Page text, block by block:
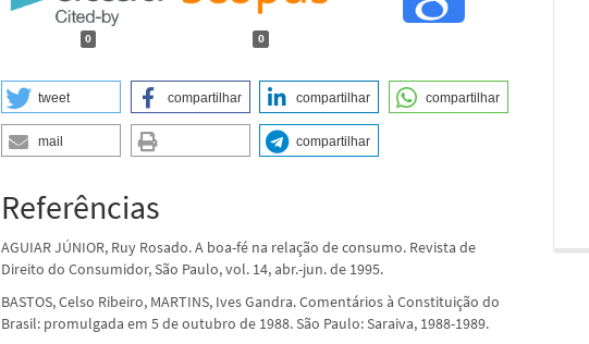
0 0
tweet compartilhar compartilhar compartilhar
mail compartilhar
Referências
AGUIAR JÚNIOR, Ruy Rosado. A boa-fé na relação de consumo. Revista de
Direito do Consumidor, São Paulo, vol. 14, abr.-jun. de 1995.
BASTOS, Celso Ribeiro, MARTINS, Ives Gandra. Comentários à Constituição do
Brasil: promulgada em 5 de outubro de 1988. São Paulo: Saraiva, 1988-1989.